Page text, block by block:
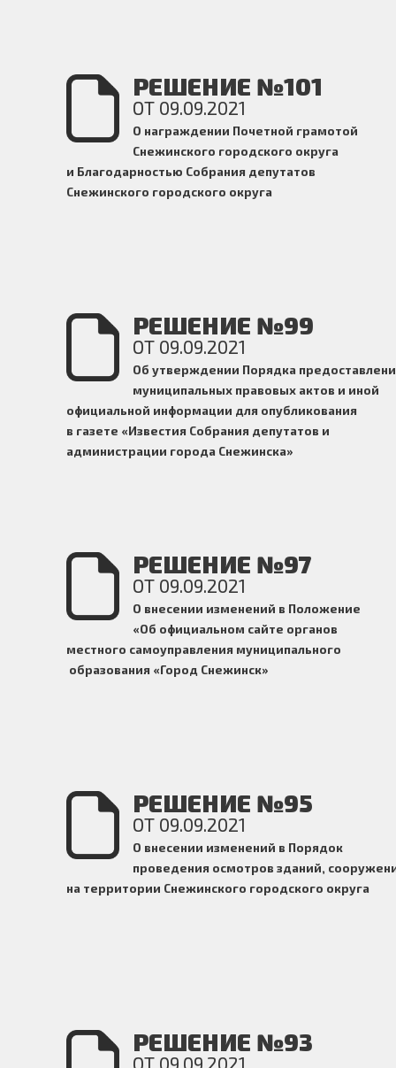
РЕШЕНИЕ №101
ОТ 09.09.2021
О награждении Почетной грамотой
Снежинского городского округа
и Благодарностью Собрания депутатов
Снежинского городского округа
РЕШЕНИЕ №99
ОТ 09.09.2021
Об утверждении Порядка
муниципальных правовых актов и иной
официальной информации для опубликования
в газете «Известия Собрания депутатов и
администрации города Снежинска»
РЕШЕНИЕ №97
ОТ 09.09.2021
О внесении изменений в Положение
«Об официальном сайте органов
местного самоуправления муниципального
образования «Город Снежинск»
РЕШЕНИЕ №95
ОТ 09.09.2021
О внесении изменений в Порядок
проведения осмотров зданий,
на территории Снежинского городского округа
РЕШЕНИЕ №93
ОТ 09.09.2021